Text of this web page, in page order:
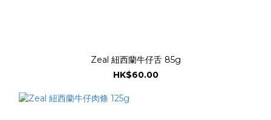
Zeal 紐西蘭牛仔舌 85g
HK$60.00